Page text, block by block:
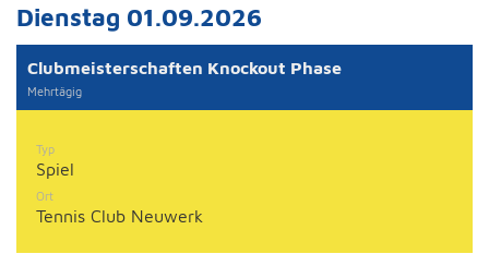
Dienstag 01.09.2026
Clubmeisterschaften Knockout Phase
Mehrtägig
Typ
Spiel
Ort
Tennis Club Neuwerk